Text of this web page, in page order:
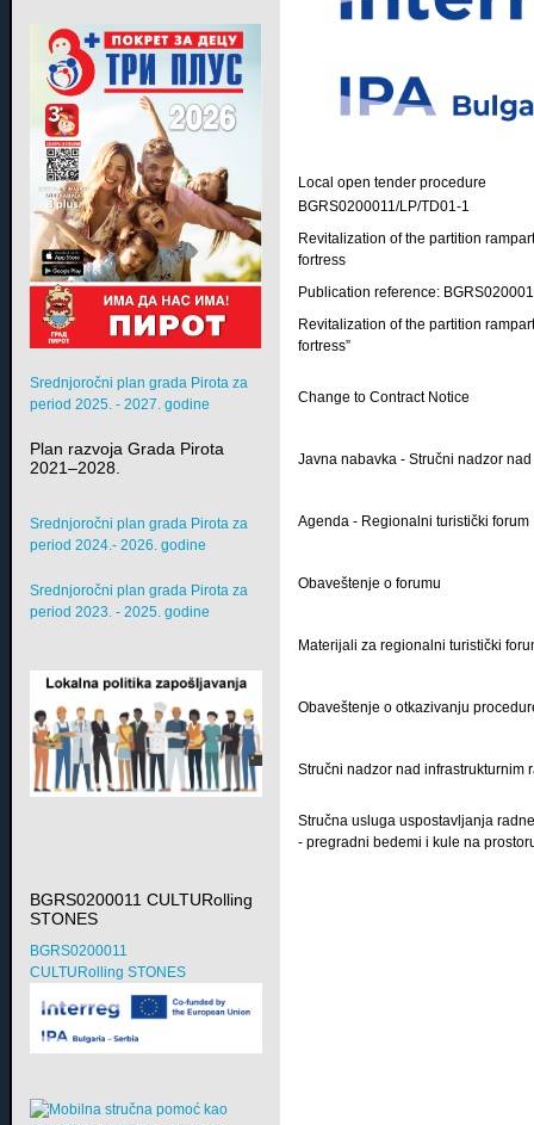
Local open tender procedure
BGRS0200011/LP/TD01-1
Revitalization of the partition
fortress
Publication reference:
Revitalization of the partition
fortress”
Change to Contract Notice
Javna nabavka - Stručni nadzor
Agenda - Regionalni turistički forum
Obaveštenje o forumu
Materijali za regionalni turistički
Obaveštenje o otkazivanju
Stručni nadzor nad
Stručna usluga uspostavljanja
- pregradni bedemi i kule na
Srednjoročni plan grada Pirota za
period 2025. - 2027. godine
Plan razvoja Grada Pirota
2021–2028.
Srednjoročni plan grada Pirota za
period 2024.- 2026. godine
Srednjoročni plan grada Pirota za
period 2023. - 2025. godine
BGRS0200011 CULTURolling
STONES
BGRS0200011
CULTURolling STONES